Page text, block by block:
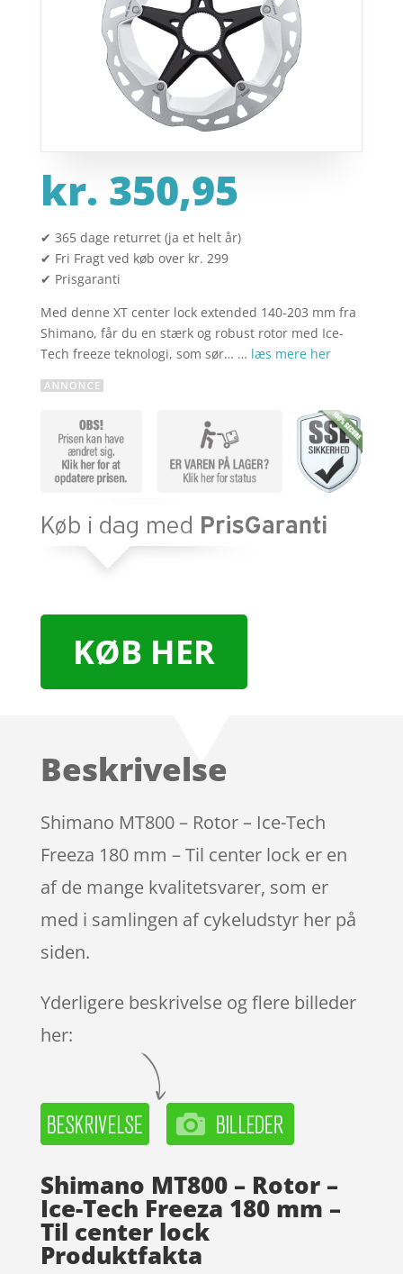
kr. 350,95
✔ 365 dage returret (ja et helt år)
✔ Fri Fragt ved køb over kr. 299
✔ Prisgaranti
Med denne XT center lock extended 140-203 mm fra
Shimano, får du en stærk og robust rotor med Ice-
Tech freeze teknologi, som sør… … læs mere her
KØB HER
Beskrivelse
Shimano MT800 – Rotor – Ice-Tech
Freeza 180 mm – Til center lock er en
af de mange kvalitetsvarer, som er
med i samlingen af cykeludstyr her på
siden.
Yderligere beskrivelse og flere billeder
her:
Shimano MT800 – Rotor –
Ice-Tech Freeza 180 mm –
Til center lock
Produktfakta